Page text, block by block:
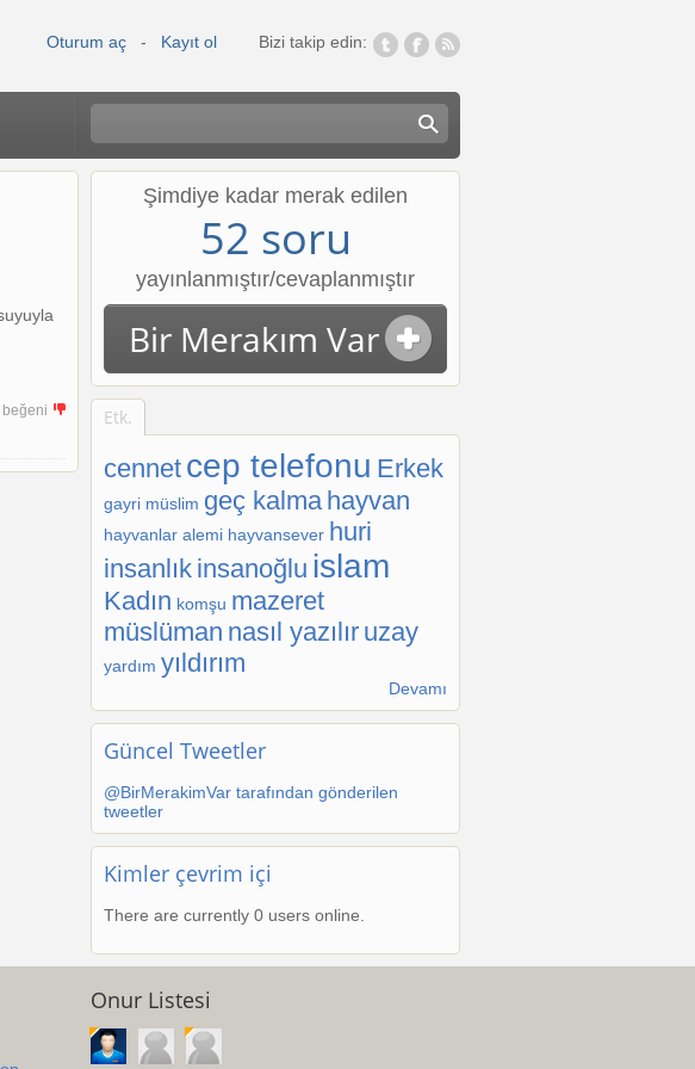
Bizi takip edin:
Oturum aç - Kayıt ol
beğeni
Şimdiye kadar merak edilen
52 soru
yayınlanmıştır/cevaplanmıştır
Bir Merakım Var
Etk.
cennet cep telefonu Erkek
gayri müslim geç kalma hayvan
hayvanlar alemi hayvansever huri
insanlık insanoğlu islam
Kadın komşu mazeret
müslüman nasıl yazılır uzay
yardım yıldırım
Devamı
Güncel Tweetler
@BirMerakimVar tarafından gönderilen
tweetler
Kimler çevrim içi
There are currently 0 users online.
Onur Listesi